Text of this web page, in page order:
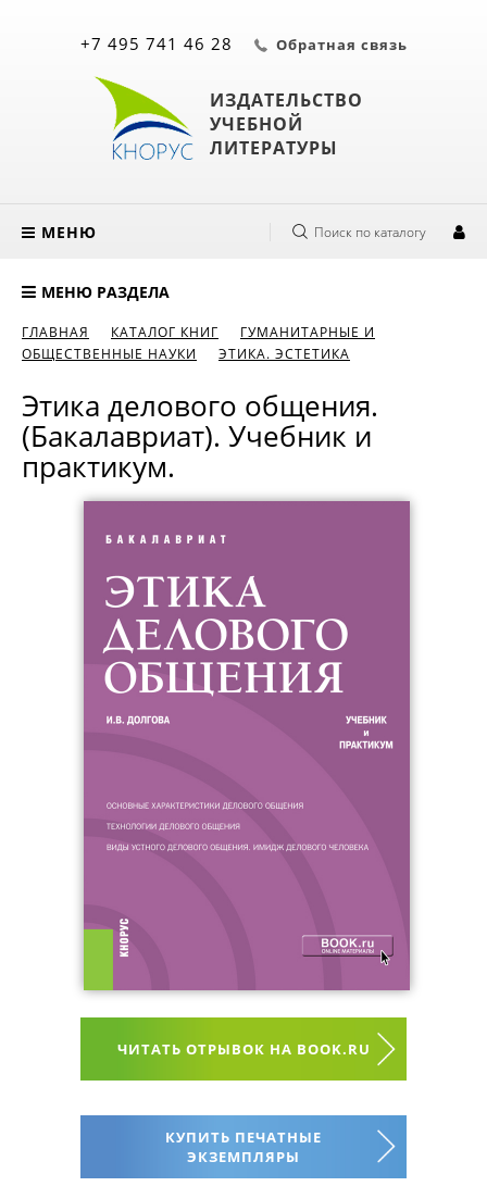
ИЗДАТЕЛЬСТВО
УЧЕБНОЙ
ЛИТЕРАТУРЫ
+7 495 741 46 28 Обратная связь
МЕНЮ Поиск по каталогу
МЕНЮ РАЗДЕЛА
ГЛАВНАЯ КАТАЛОГ КНИГ
ГУМАНИТАРНЫЕ И
ОБЩЕСТВЕННЫЕ НАУКИ
ЭТИКА. ЭСТЕТИКА
Этика делового общения.
(Бакалавриат). Учебник и
практикум.
ЧИТАТЬ ОТРЫВОК НА BOOK.RU
КУПИТЬ ПЕЧАТНЫЕ
ЭКЗЕМПЛЯРЫ